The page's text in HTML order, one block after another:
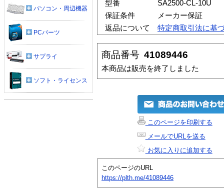
型番
SA2500-CL-10U
保証条件
メーカー保証
返品について
特定商取引法に基
商品番号 41089446
本商品は販売を終了しました
このページを印刷する
メールでURLを送る
お気に入りに追加する
このページのURL
https://plth.me/41089446
パソコン・周辺機器
PCパーツ
サプライ
ソフト・ライセンス